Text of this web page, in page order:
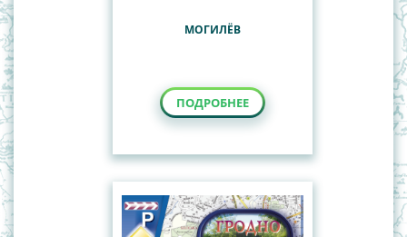
МОГИЛЁВ
ПОДРОБНЕЕ